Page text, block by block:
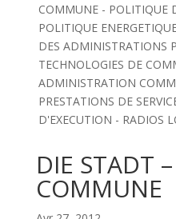
COMMUNE - POLITIQUE
POLITIQUE
DES ADMINISTRATIONS
TECHNOLOGIES DE
ADMINISTRATION
PRESTATIONS DE
D'EXECUTION - RADIOS
DIE STADT
COMMUNE